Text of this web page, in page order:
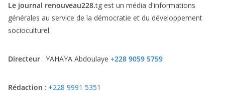
Le journal renouveau228.tg est un média d'informations
générales au service de la démocratie et du développement
socioculturel.
Directeur : YAHAYA Abdoulaye +228 9059 5759
Rédaction : +228 9991 5351